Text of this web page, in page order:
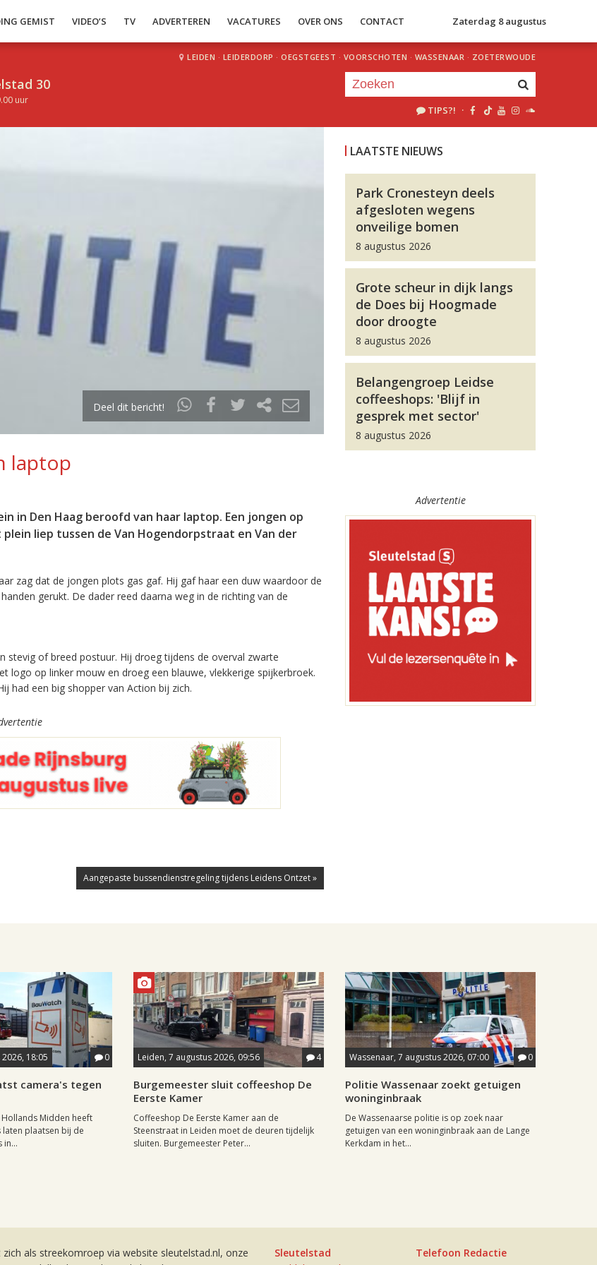
GEMIST VIDEO’S TV ADVERTEREN VACATURES OVER ONS CONTACT Zaterdag 8 augustus
30
uur
LEIDEN · LEIDERDORP · OEGSTGEEST · VOORSCHOTEN · WASSENAAR · ZOETERWOUDE
TIPS?! ·
Deel dit bericht!
laptop
in Den Haag beroofd van haar laptop. Een jongen op
liep tussen de Van Hogendorpstraat en Van der
zag dat de jongen plots gas gaf. Hij gaf haar een duw waardoor de
gerukt. De dader reed daarna weg in de richting van de
stevig of breed postuur. Hij droeg tijdens de overval zwarte
logo op linker mouw en droeg een blauwe, vlekkerige spijkerbroek.
had een big shopper van Action bij zich.
Aangepaste bussendienstregeling tijdens Leidens Ontzet »
LAATSTE NIEUWS
Park Cronesteyn deels
afgesloten wegens
onveilige bomen
8 augustus 2026
Grote scheur in dijk langs
de Does bij Hoogmade
door droogte
8 augustus 2026
Belangengroep Leidse
coffeeshops: 'Blijf in
gesprek met sector'
8 augustus 2026
Advertentie
18:05 0
camera's tegen
Midden heeft
plaatsen bij de
in...
Leiden, 7 augustus 2026, 09:56 4
Burgemeester sluit coffeeshop De
Eerste Kamer
Coffeeshop De Eerste Kamer aan de
Steenstraat in Leiden moet de deuren tijdelijk
sluiten. Burgemeester Peter...
Wassenaar, 7 augustus 2026, 07:00 0
Politie Wassenaar zoekt getuigen
woninginbraak
De Wassenaarse politie is op zoek naar
getuigen van een woninginbraak aan de Lange
Kerkdam in het...
zich als streekomroep via website sleutelstad.nl, onze
Sleutelstad
Telefoon Redactie